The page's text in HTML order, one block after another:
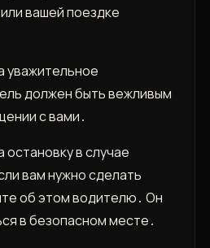
вашей поездке
уважительное
должен быть вежливым
с вами․
в случае
вам нужно сделать
об этом водителю․ Он
в безопасном месте․